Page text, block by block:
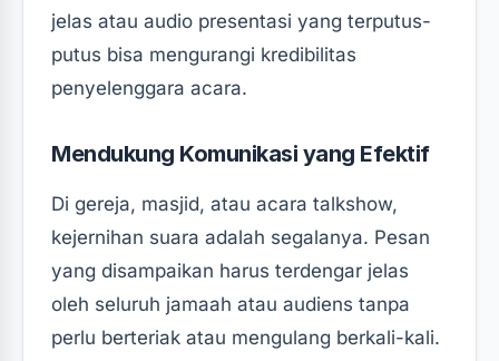
jelas atau audio presentasi yang terputus-
putus bisa mengurangi kredibilitas
penyelenggara acara.
Mendukung Komunikasi yang Efektif
Di gereja, masjid, atau acara talkshow,
kejernihan suara adalah segalanya. Pesan
yang disampaikan harus terdengar jelas
oleh seluruh jamaah atau audiens tanpa
perlu berteriak atau mengulang berkali-kali.